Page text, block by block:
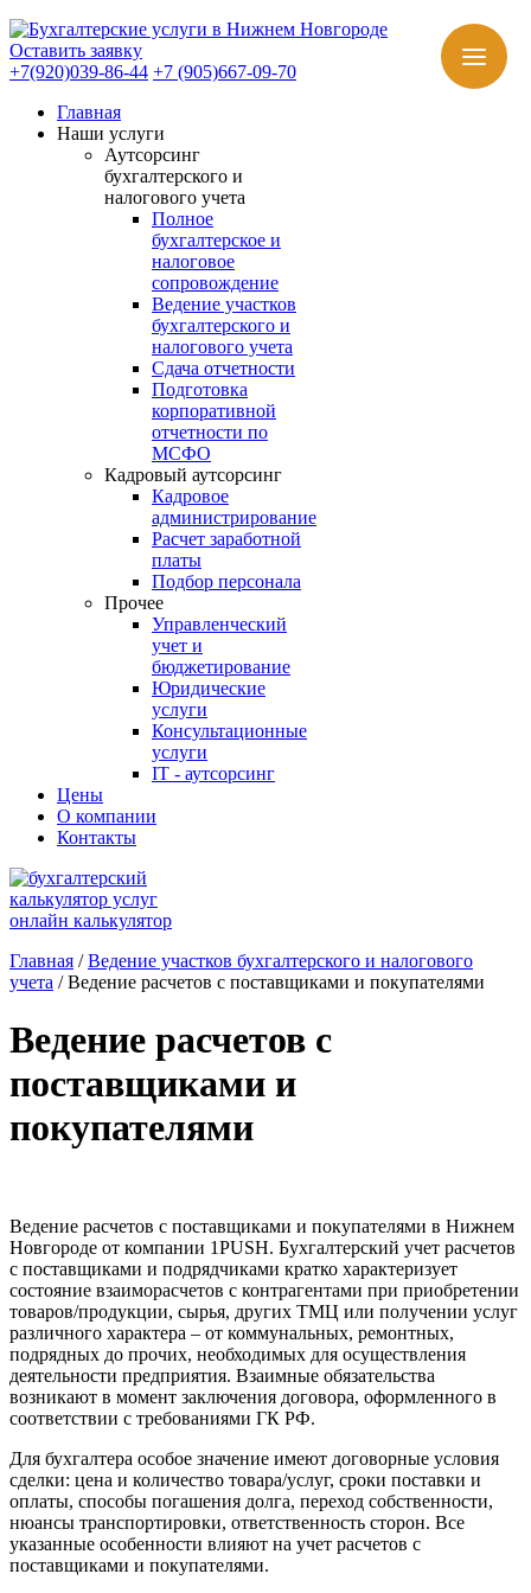
Оставить заявку
+7(920)039-86-44 +7 (905)667-09-70
Главная
Наши услуги
Аутсорсинг
бухгалтерского и
налогового учета
Полное
бухгалтерское и
налоговое
сопровождение
Ведение участков
бухгалтерского и
налогового учета
Сдача отчетности
Подготовка
корпоративной
отчетности по
МСФО
Кадровый аутсорсинг
Кадровое
администрирование
Расчет заработной
платы
Подбор персонала
Прочее
Управленческий
учет и
бюджетирование
Юридические
услуги
Консультационные
услуги
IT - аутсорсинг
Цены
О компании
Контакты
онлайн калькулятор
Главная /Ведение участков бухгалтерского и налогового
учета /Ведение расчетов с поставщиками и покупателями
Ведение расчетов с
поставщиками и
покупателями
Ведение расчетов с поставщиками и покупателями в Нижнем
Новгороде от компании 1PUSH. Бухгалтерский учет расчетов
с поставщиками и подрядчиками кратко характеризует
состояние взаиморасчетов с контрагентами при приобретении
товаров/продукции, сырья, других ТМЦ или получении услуг
различного характера – от коммунальных, ремонтных,
подрядных до прочих, необходимых для осуществления
деятельности предприятия. Взаимные обязательства
возникают в момент заключения договора, оформленного в
соответствии с требованиями ГК РФ.
Для бухгалтера особое значение имеют договорные условия
сделки: цена и количество товара/услуг, сроки поставки и
оплаты, способы погашения долга, переход собственности,
нюансы транспортировки, ответственность сторон. Все
указанные особенности влияют на учет расчетов с
поставщиками и покупателями.